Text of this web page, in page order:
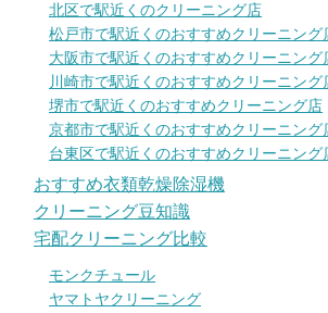
北区で駅近くのクリーニング店
松戸市で駅近くのおすすめクリーニング
大阪市で駅近くのおすすめクリーニング
川崎市で駅近くのおすすめクリーニング
堺市で駅近くのおすすめクリーニング店
京都市で駅近くのおすすめクリーニング
台東区で駅近くのおすすめクリーニング
おすすめ衣類乾燥除湿機
クリーニング豆知識
宅配クリーニング比較
モンクチュール
ヤマトヤクリーニング